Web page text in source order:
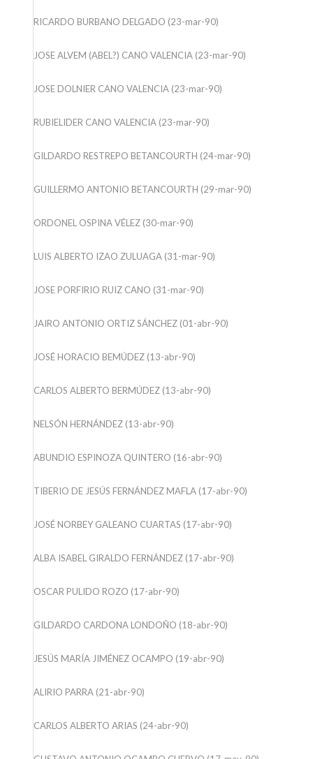
RICARDO BURBANO DELGADO (23-mar-90)
JOSE ALVEM (ABEL?) CANO VALENCIA (23-mar-90)
JOSE DOLNIER CANO VALENCIA (23-mar-90)
RUBIELIDER CANO VALENCIA (23-mar-90)
GILDARDO RESTREPO BETANCOURTH (24-mar-90)
GUILLERMO ANTONIO BETANCOURTH (29-mar-90)
ORDONEL OSPINA VÉLEZ (30-mar-90)
LUIS ALBERTO IZAO ZULUAGA (31-mar-90)
JOSE PORFIRIO RUIZ CANO (31-mar-90)
JAIRO ANTONIO ORTIZ SÁNCHEZ (01-abr-90)
JOSÉ HORACIO BEMÚDEZ (13-abr-90)
CARLOS ALBERTO BERMÚDEZ (13-abr-90)
NELSÓN HERNÁNDEZ (13-abr-90)
ABUNDIO ESPINOZA QUINTERO (16-abr-90)
TIBERIO DE JESÚS FERNÁNDEZ MAFLA (17-abr-90)
JOSÉ NORBEY GALEANO CUARTAS (17-abr-90)
ALBA ISABEL GIRALDO FERNÁNDEZ (17-abr-90)
OSCAR PULIDO ROZO (17-abr-90)
GILDARDO CARDONA LONDOÑO (18-abr-90)
JESÚS MARÍA JIMÉNEZ OCAMPO (19-abr-90)
ALIRIO PARRA (21-abr-90)
CARLOS ALBERTO ARIAS (24-abr-90)